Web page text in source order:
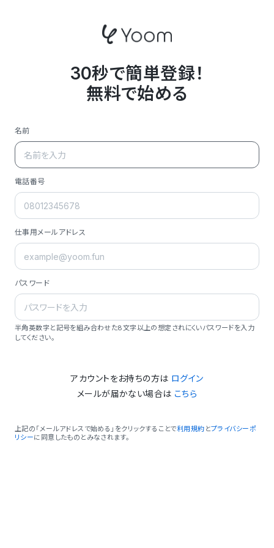
30秒で簡単登録！
無料で始める
名前
電話番号
仕事用メールアドレス
パスワード
半角英数字と記号を組み合わせた8文字以上の想定されにくいパスワードを入力
してください。
アカウントをお持ちの方は ログイン
メールが届かない場合は こちら
上記の「メールアドレスで始める」をクリックすることで利用規約 とプライバシーポ
リシーに同意したものとみなされます。